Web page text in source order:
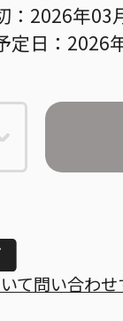
：2026年03
定日：2026
て問い合わ